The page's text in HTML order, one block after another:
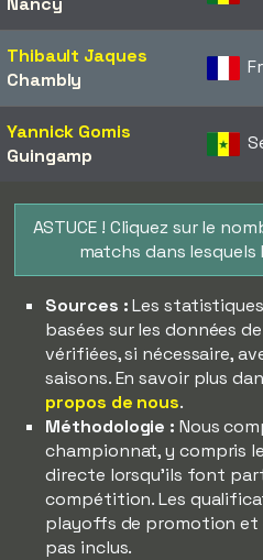
Thibault Jaques
Chambly
Yannick Gomis
Guingamp
ASTUCE ! Cliquez sur le
matchs dans lesquels
Sources :Les
basées sur les données
vérifiées, si nécessaire,
saisons. En savoir plus
propos de nous.
Méthodologie : Nous
championnat, y compris
directe lorsqu'ils font
compétition. Les
playoffs de promotion et
pas inclus.